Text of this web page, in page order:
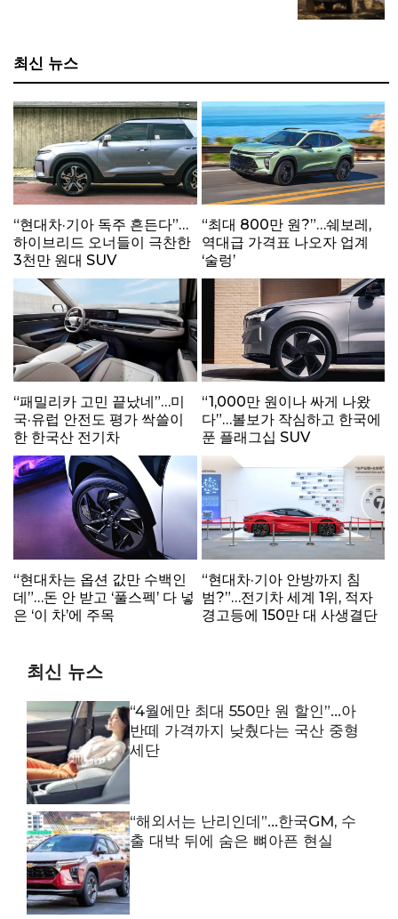
최신 뉴스
“현대차·기아 독주 흔든다”…
하이브리드 오너들이 극찬한
3천만 원대 SUV
“최대 800만 원?”…쉐보레,
역대급 가격표 나오자 업계
‘술렁’
“패밀리카 고민 끝났네”…미
국·유럽 안전도 평가 싹쓸이
한 한국산 전기차
“1,000만 원이나 싸게 나왔
다”…볼보가 작심하고 한국에
푼 플래그십 SUV
“현대차는 옵션 값만 수백인
데”…돈 안 받고 ‘풀스펙’ 다 넣
은 ‘이 차’에 주목
“현대차·기아 안방까지 침
범?”…전기차 세계 1위, 적자
경고등에 150만 대 사생결단
최신 뉴스
“4월에만 최대 550만 원 할인”…아
반떼 가격까지 낮췄다는 국산 중형
세단
“해외서는 난리인데”…한국GM, 수
출 대박 뒤에 숨은 뼈아픈 현실